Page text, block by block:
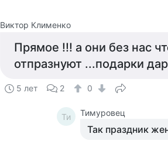
Виктор Клименко
Прямое !!! а они без нас
отпразнуют ...подарки
5 лет 2 0
Ти Тимуровец
Так праздник